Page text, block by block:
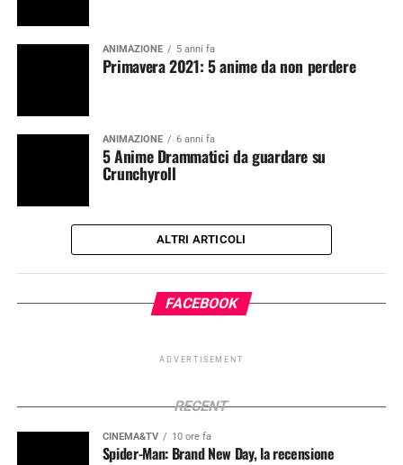
ANIMAZIONE 5 anni fa
Primavera 2021: 5 anime da non perdere
ANIMAZIONE 6 anni fa
5 Anime Drammatici da guardare su
Crunchyroll
ALTRI ARTICOLI
FACEBOOK
ADVERTISEMENT
RECENT
CINEMA&TV 10 ore fa
Spider-Man: Brand New Day, la recensione